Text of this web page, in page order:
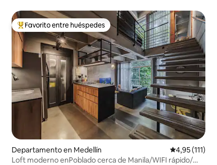
Favorito entre los huéspedes más destacados
Favorito entre huéspedes
Departamento en Medellín Calificación
4,95 (111)
Loft moderno enPoblado cerca de Manila/WIFI rápido/